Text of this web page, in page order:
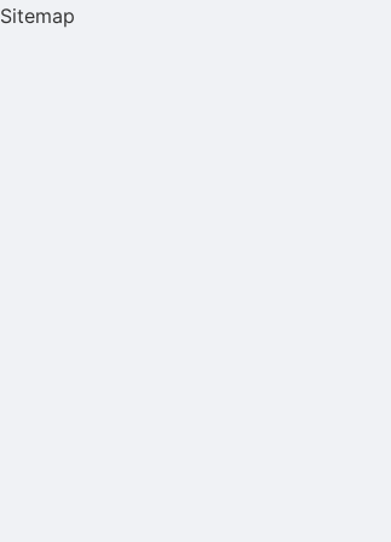
Sitemap